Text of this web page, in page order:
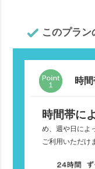
このプラン
時
時間帯に
め、週や日によ
ご利用いただけ